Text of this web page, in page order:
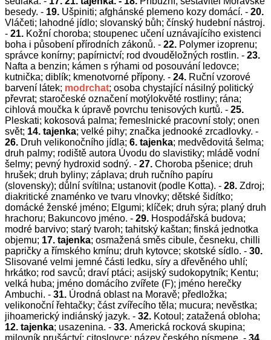
besedy. - 19. Ušpiniti; afghánské plemeno kozy domácí. - 20.
Vláčeti; lahodné jídlo; slovanský bůh; čínský hudební nástroj.
- 21. Kožní choroba; stoupenec učení uznávajícího existenci
boha i působení přírodních zákonů. - 22. Polymer izoprenu;
správce konírny; papírnictví; rod dvouděložných rostlin. - 23.
Nafta a benzin; kámen s rýhami od posouvání ledovce;
kutnička; diblík; kmenotvorné přípony. - 24. Ruční vzorové
barvení látek; modrchat; osoba chystající násilný politický
převrat; staročeské označení motýlokvěté rostliny; rána;
cihlová moučka k úpravě povrchu tenisových kurtů. - 25.
Pleskati; kokosová palma; řemeslnické pracovní stoly; onen
svět; 14. tajenka; velké pihy; značka jednooké zrcadlovky. -
26. Druh velikonočního jídla; 6. tajenka; medvědovitá šelma;
druh palmy; rodiště autora Úvodu do slavistiky; mládě vodní
šelmy; pevný hydroxid sodný. - 27. Choroba pšenice; druh
hrušek; druh byliny; záplava; druh ručního papíru
(slovensky); důlní svítilna; ustanovit (podle Kotta). - 28. Zdroj;
diakritické znaménko ve tvaru vlnovky; dětské šidítko;
domácké ženské jméno; Elgumi; klíček; druh sýra; planý druh
hrachoru; Bakuncovo jméno. - 29. Hospodářská budova;
modré barvivo; starý tvaroh; tahitský kaštan; finská jednotka
objemu; 17. tajenka; osmažená směs cibule, česneku, chilli
papričky a římského kmínu; druh kytovce; skotské sídlo. - 30.
Slisované velmi jemné části ledku, síry a dřevěného uhlí;
hrkátko; rod savců; draví ptáci; asijský sudokopytník; Kentu;
velká huba; jméno domácího zvířete (F); jméno herečky
Ambuchi. - 31. Úrodná oblast na Moravě; předložka;
velikonoční řehtačky; část zvířecího těla; mucura; nevěstka;
jihoamerický indiánský jazyk. - 32. Kotoul; zatažená obloha;
12. tajenka; usazenina. - 33. Americká rocková skupina;
milovník prušáctví; citoslovce; název českého písmene. - 34.